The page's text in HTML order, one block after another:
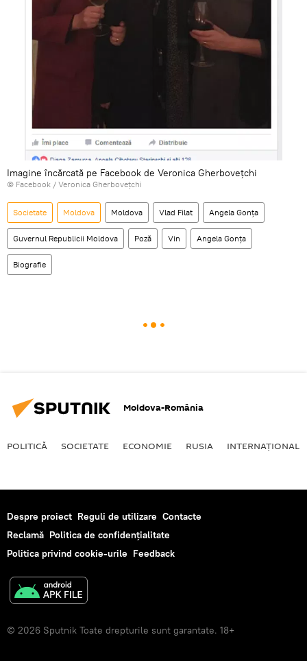
Imagine încărcată pe Facebook de Veronica Gherbovețchi
© Facebook / Veronica Gherbovețchi
Societate Moldova Moldova Vlad Filat Angela Gonța
Guvernul Republicii Moldova Poză Vin Angela Gonța
Biografie
Moldova-România
POLITICĂ SOCIETATE ECONOMIE RUSIA INTERNAŢIONAL
Despre proiect Reguli de utilizare Contacte
Reclamă Politica de confidențialitate
Politica privind cookie-urile Feedback
© 2026 Sputnik Toate drepturile sunt garantate. 18+